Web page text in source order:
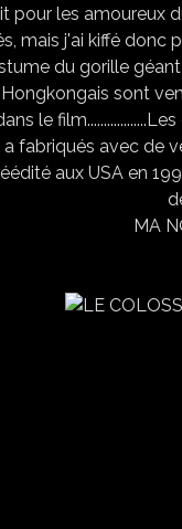
pour les amoureux
mais j'ai kiffé donc
du gorille
sont
le
fabriqués avec de
aux USA en
MA